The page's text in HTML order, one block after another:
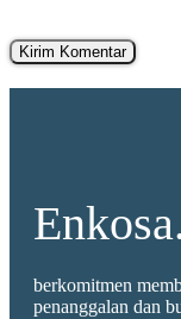
berkomitmen
penanggalan dan